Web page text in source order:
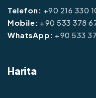
Telefon: +90 216 330
Mobile: +90 533 378
WhatsApp: +90 533
Harita